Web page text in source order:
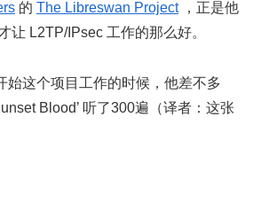
的 The Libreswan Project，正是他
让 L2TP/IPsec 工作的那么好。
始这个项目工作的时候，他差不多
Blood’ 听了300遍（译者：这张